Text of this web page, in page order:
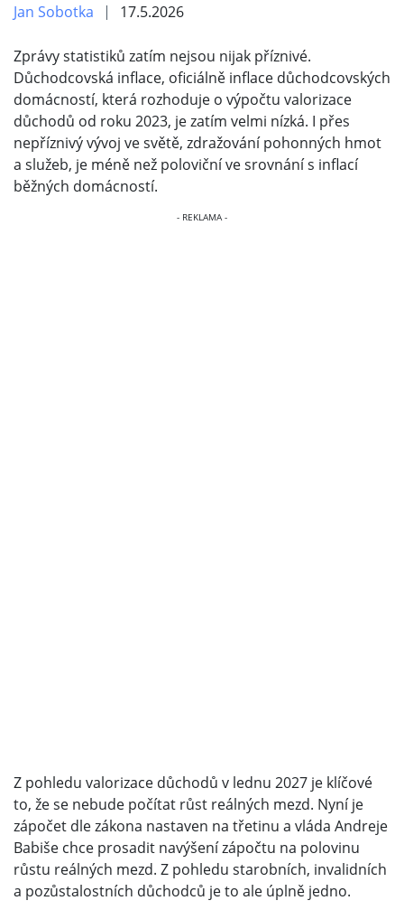
Jan Sobotka 17.5.2026
Zprávy statistiků zatím nejsou nijak příznivé.
Důchodcovská inflace, oficiálně inflace důchodcovských
domácností, která rozhoduje o výpočtu valorizace
důchodů od roku 2023, je zatím velmi nízká. I přes
nepříznivý vývoj ve světě, zdražování pohonných hmot
a služeb, je méně než poloviční ve srovnání s inflací
běžných domácností.
Z pohledu valorizace důchodů v lednu 2027 je klíčové
to, že se nebude počítat růst reálných mezd. Nyní je
zápočet dle zákona nastaven na třetinu a vláda Andreje
Babiše chce prosadit navýšení zápočtu na polovinu
růstu reálných mezd. Z pohledu starobních, invalidních
a pozůstalostních důchodců je to ale úplně jedno.